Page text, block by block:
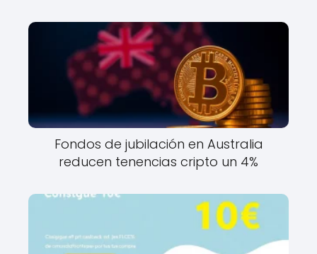
Fondos de jubilación en Australia
reducen tenencias cripto un 4%